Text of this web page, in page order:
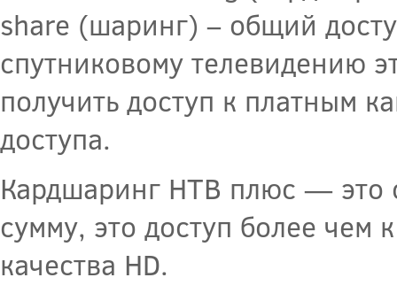
share (шаринг) – общий
спутниковому телевидению
получить доступ к платным
доступа.
Кардшаринг НТВ плюс — это
сумму, это доступ более чем
качества HD.